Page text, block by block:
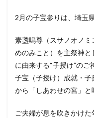
2月の子宝参りは、埼玉
素盞嗚尊（スサノオノ
めのみこと）を主祭神と
に由来する“子授け”のご
子宝（子授け）成就・子
から「しあわせの宮」と
ご夫婦が息を吹きかけ